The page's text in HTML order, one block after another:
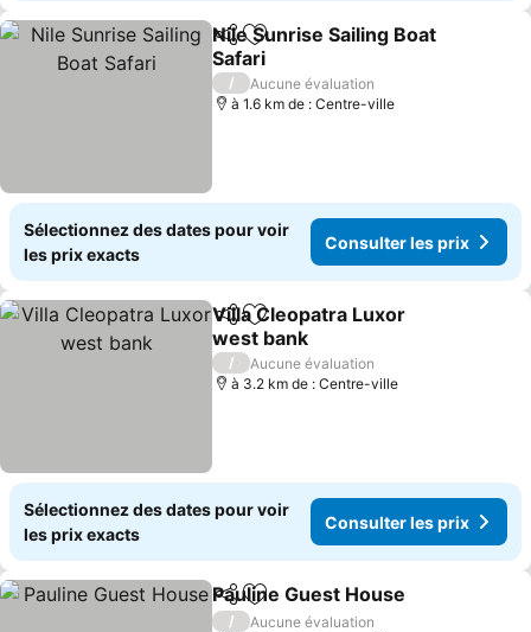
PartagerAjouter à mes favoris
Nile Sunrise Sailing Boat
Safari
Consulter les prix
/
Aucune évaluation
à 1.6 km de : Centre-ville
Sélectionnez des dates pour voir
les prix exacts
Consulter les prix
PartagerAjouter à mes favoris
Villa Cleopatra Luxor
west bank
Consulter les prix
/
Aucune évaluation
à 3.2 km de : Centre-ville
Sélectionnez des dates pour voir
les prix exacts
Consulter les prix
PartagerAjouter à mes favoris
Pauline Guest House
/
Aucune évaluation